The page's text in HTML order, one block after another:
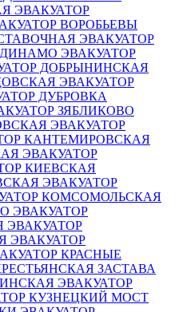
ЭВАКУАТОР
ВОРОБЬЕВЫ
ЭВАКУАТОР
ДИНАМО ЭВАКУАТОР
ДОБРЫНИНСКАЯ
ЭВАКУАТОР
ДУБРОВКА
ЗЯБЛИКОВО
ЭВАКУАТОР
КАНТЕМИРОВСКАЯ
ЭВАКУАТОР
КИЕВСКАЯ
ЭВАКУАТОР
КОМСОМОЛЬСКАЯ
ЭВАКУАТОР
ЭВАКУАТОР
ЭВАКУАТОР
КРАСНЫЕ
ЗАСТАВА
ЭВАКУАТОР
КУЗНЕЦКИЙ МОСТ